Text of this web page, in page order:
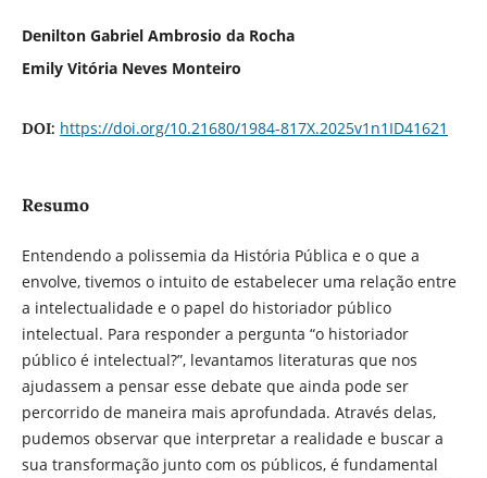
Denilton Gabriel Ambrosio da Rocha
Emily Vitória Neves Monteiro
DOI: https://doi.org/10.21680/1984-817X.2025v1n1ID41621
Resumo
Entendendo a polissemia da História Pública e o que a
envolve, tivemos o intuito de estabelecer uma relação entre
a intelectualidade e o papel do historiador público
intelectual. Para responder a pergunta “o historiador
público é intelectual?”, levantamos literaturas que nos
ajudassem a pensar esse debate que ainda pode ser
percorrido de maneira mais aprofundada. Através delas,
pudemos observar que interpretar a realidade e buscar a
sua transformação junto com os públicos, é fundamental